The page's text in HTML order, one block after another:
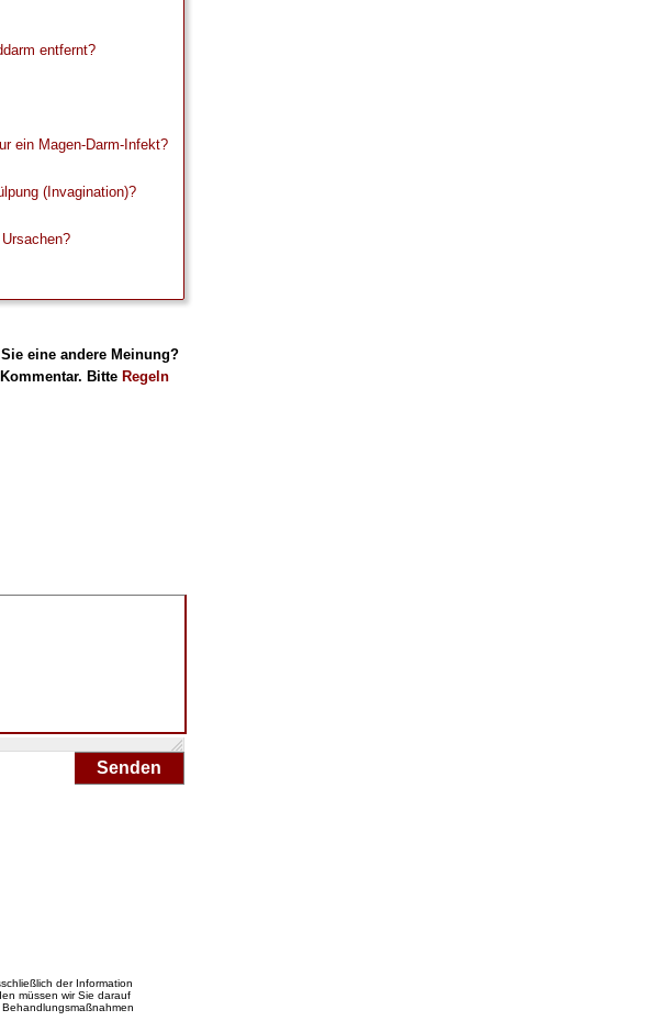
entfernt?
ein Magen-Darm-Infekt?
(Invagination)?
eine andere Meinung?
Bitte Regeln
Senden
der Information
müssen wir Sie darauf